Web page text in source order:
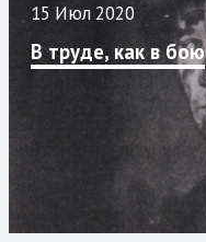
15 Июл 2020
В труде, как в бою